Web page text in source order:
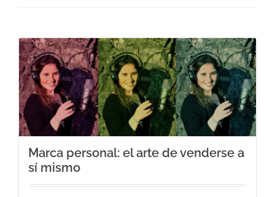
Marca personal: el arte de venderse a
sí mismo